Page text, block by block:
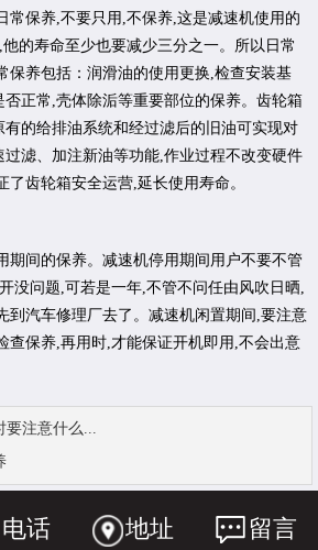
常保养,不要只用,不保养,这是减速机使用的
的寿命至少也要减少三分之一。所以日常
保养包括：润滑油的使用更换,检查安装基
正常,壳体除洉等重要部位的保养。齿轮箱
的给排油系统和经过滤后的旧油可实现对
滤、加注新油等功能,作业过程不改变硬件
齿轮箱安全运营,延长使用寿命。
期间的保养。减速机停用期间用户不要不管
没问题,可若是一年,不管不问任由风吹日晒,
到汽车修理厂去了。减速机闲置期间,要注意
查保养,再用时,才能保证开机即用,不会出意
要注意什么...
电话 地址 留言